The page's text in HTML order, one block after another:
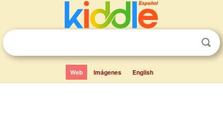
Web Imágenes English